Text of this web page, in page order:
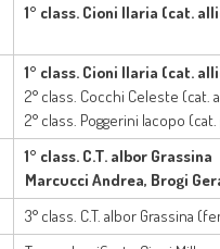
1° class. Cioni Ilaria (cat.
1° class. Cioni Ilaria (cat.
2° class. Cocchi Celeste (cat.
2° class. Poggerini Iacopo
1° class. C.T. albor Grassina
Marcucci Andrea, Brogi
3° class. C.T. albor Grassina